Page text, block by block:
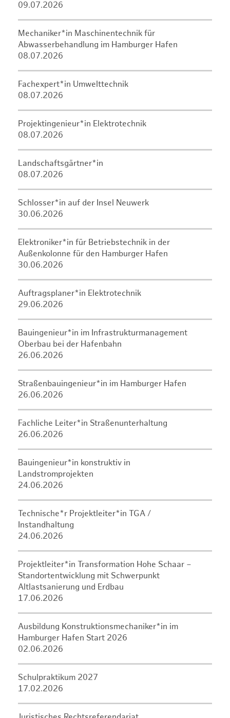
09.07.2026
Mechaniker*in Maschinentechnik für
Abwasserbehandlung im Hamburger Hafen
08.07.2026
Fachexpert*in Umwelttechnik
08.07.2026
Projektingenieur*in Elektrotechnik
08.07.2026
Landschaftsgärtner*in
08.07.2026
Schlosser*in auf der Insel Neuwerk
30.06.2026
Elektroniker*in für Betriebstechnik in der
Außenkolonne für den Hamburger Hafen
30.06.2026
Auftragsplaner*in Elektrotechnik
29.06.2026
Bauingenieur*in im Infrastrukturmanagement
Oberbau bei der Hafenbahn
26.06.2026
Straßenbauingenieur*in im Hamburger Hafen
26.06.2026
Fachliche Leiter*in Straßenunterhaltung
26.06.2026
Bauingenieur*in konstruktiv in
Landstromprojekten
24.06.2026
Technische*r Projektleiter*in TGA /
Instandhaltung
24.06.2026
Projektleiter*in Transformation Hohe Schaar –
Standortentwicklung mit Schwerpunkt
Altlastsanierung und Erdbau
17.06.2026
Ausbildung Konstruktionsmechaniker*in im
Hamburger Hafen Start 2026
02.06.2026
Schulpraktikum 2027
17.02.2026